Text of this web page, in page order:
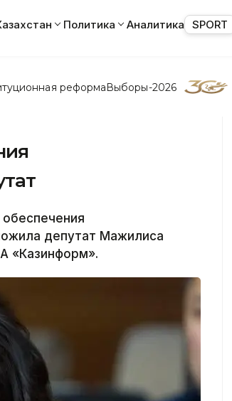
Политика Аналитика SPORT
реформаВыборы-2026
депутат Мажилиса
«Казинформ».